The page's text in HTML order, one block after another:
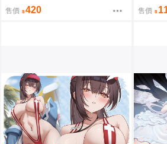
售價 420 售價